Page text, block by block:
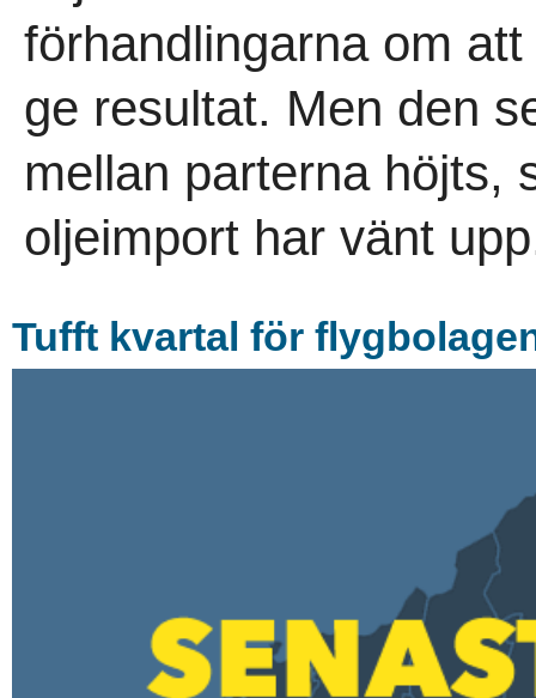
förhandlingarna om
ge resultat. Men den
mellan parterna höjts,
oljeimport har vänt
Tufft kvartal för